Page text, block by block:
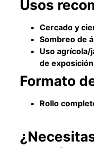
Usos
Cercado y
Sombreo de
Uso agrícola/
de
Formato
Rollo